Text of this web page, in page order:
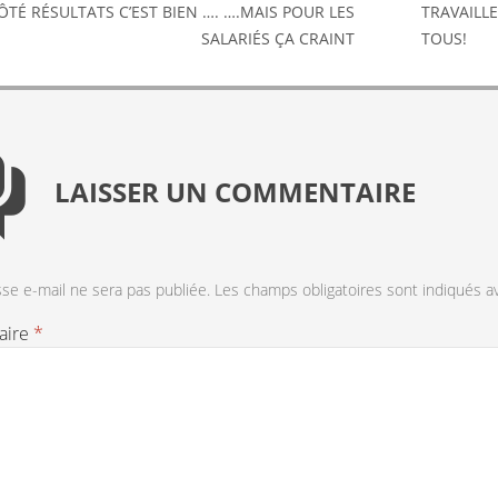
RÉSULTATS C’EST BIEN …. ….MAIS POUR LES
SALARIÉS ÇA CRAINT
TOUS!
LAISSER UN COMMENTAIRE
e-mail ne sera pas publiée. Les champs obligatoires sont indiqués
*